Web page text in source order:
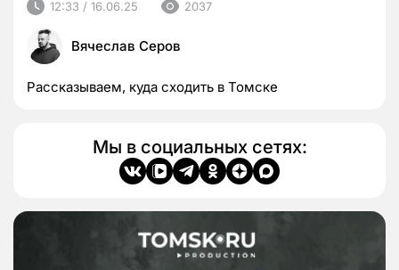
12:33 / 16.06.25 2037
Вячеслав Серов
Рассказываем, куда сходить в Томске
Мы в социальных сетях: